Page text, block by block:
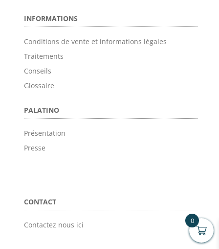
INFORMATIONS
Conditions de vente et informations légales
Traitements
Conseils
Glossaire
PALATINO
Présentation
Presse
CONTACT
Contactez nous ici 0